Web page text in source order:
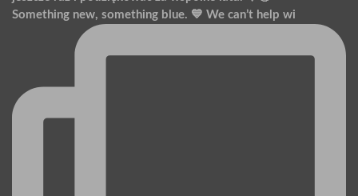
Something new, something blue. 💙 We can’t help wi